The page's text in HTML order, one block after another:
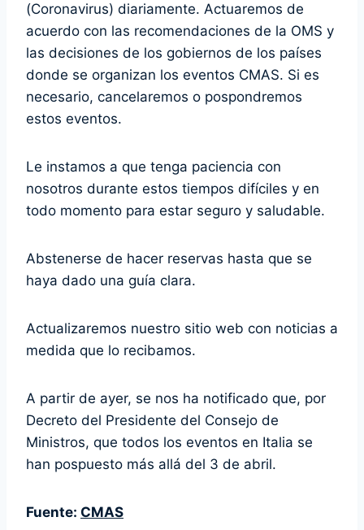
(Coronavirus) diariamente. Actuaremos de
acuerdo con las recomendaciones de la OMS y
las decisiones de los gobiernos de los países
donde se organizan los eventos CMAS. Si es
necesario, cancelaremos o pospondremos
estos eventos.
Le instamos a que tenga paciencia con
nosotros durante estos tiempos difíciles y en
todo momento para estar seguro y saludable.
Abstenerse de hacer reservas hasta que se
haya dado una guía clara.
Actualizaremos nuestro sitio web con noticias a
medida que lo recibamos.
A partir de ayer, se nos ha notificado que, por
Decreto del Presidente del Consejo de
Ministros, que todos los eventos en Italia se
han pospuesto más allá del 3 de abril.
Fuente: CMAS